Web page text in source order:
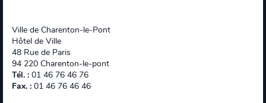
Ville de Charenton-le-Pont
Hôtel de Ville
48 Rue de Paris
94 220 Charenton-le-pont
Tél. : 01 46 76 46 76
Fax. : 01 46 76 46 46